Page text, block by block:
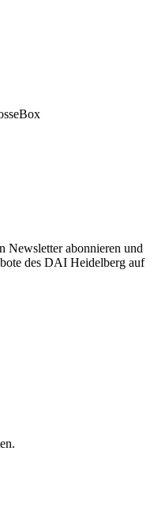
Newsletter abonnieren und
des DAI Heidelberg auf